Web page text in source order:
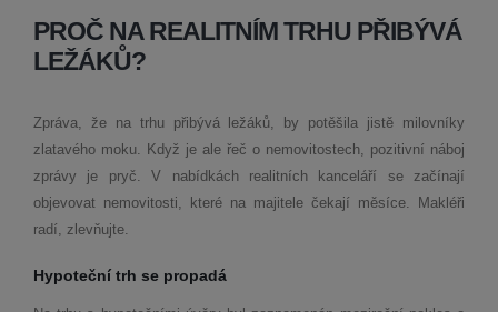
PROČ NA REALITNÍM TRHU PŘIBÝVÁ
LEŽÁKŮ?
Zpráva, že na trhu přibývá ležáků, by potěšila jistě milovníky
zlatavého moku. Když je ale řeč o nemovitostech, pozitivní náboj
zprávy je pryč. V nabídkách realitních kanceláří se začínají
objevovat nemovitosti, které na majitele čekají měsíce. Makléři
radí, zlevňujte.
Hypoteční trh se propadá